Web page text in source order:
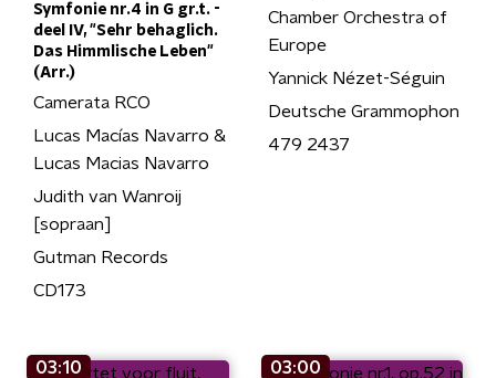
Symfonie nr.4 in G gr.t. -
deel IV, "Sehr behaglich.
Das Himmlische Leben"
(Arr.)
Camerata RCO
Lucas Macías Navarro &
Lucas Macias Navarro
Judith van Wanroij
[sopraan]
Gutman Records
CD173
Chamber Orchestra of
Europe
Yannick Nézet-Séguin
Deutsche Grammophon
479 2437
03:10 03:00